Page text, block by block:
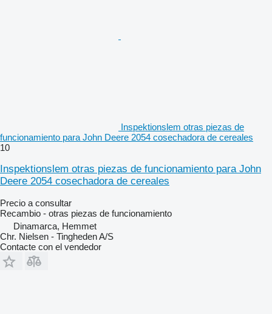
Inspektionslem otras piezas de
funcionamiento para John Deere 2054 cosechadora de cereales
10
Inspektionslem otras piezas de funcionamiento para John
Deere 2054 cosechadora de cereales
Precio a consultar
Recambio - otras piezas de funcionamiento
Dinamarca, Hemmet
Chr. Nielsen - Tingheden A/S
Contacte con el vendedor